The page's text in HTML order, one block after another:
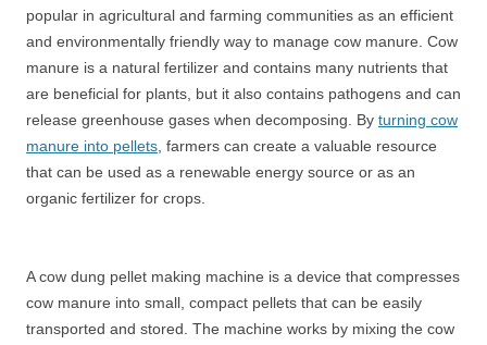
popular in agricultural and farming communities as an efficient
and environmentally friendly way to manage cow manure. Cow
manure is a natural fertilizer and contains many nutrients that
are beneficial for plants, but it also contains pathogens and can
release greenhouse gases when decomposing. By turning cow
manure into pellets , farmers can create a valuable resource
that can be used as a renewable energy source or as an
organic fertilizer for crops.
A cow dung pellet making machine is a device that compresses
cow manure into small, compact pellets that can be easily
transported and stored. The machine works by mixing the cow